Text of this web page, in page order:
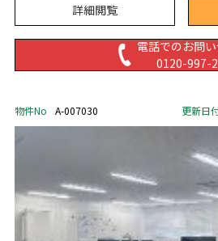
詳細閲覧
電話でのお問
0120-997-
物件No A-007030 更新日